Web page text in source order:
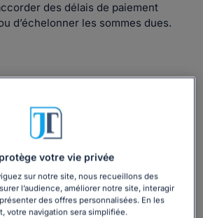
des délais de paiement
d’échelonner les sommes dues.
lettreest inclus dans
:
en difficulté : quels dispositifs
prévention pouvez-vous
votre vie privée
sur notre site, nous recueillons des
l’audience, améliorer notre site, interagir
des offres personnalisées. En les
votre navigation sera simplifiée.